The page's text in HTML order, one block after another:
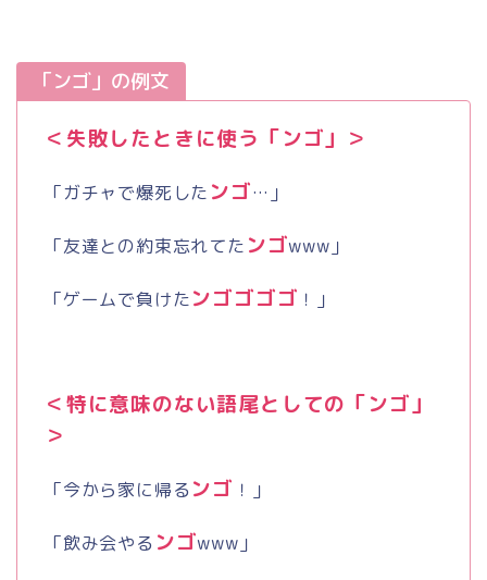
「ンゴ」の例文
＜失敗したときに使う「ンゴ」＞
「ガチャで爆死した ンゴ…」
「友達との約束忘れてた ンゴwww 」
「ゲームで負けたンゴゴゴゴ ！」
＜特に意味のない語尾としての「ンゴ」
＞
「今から家に帰るンゴ ！」
「飲み会やる ンゴwww 」